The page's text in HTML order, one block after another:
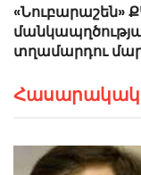
«Նուբարաշեն»
տղամարդու